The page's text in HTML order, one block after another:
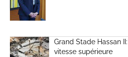
Grand Stade Hassan
vitesse supérieure